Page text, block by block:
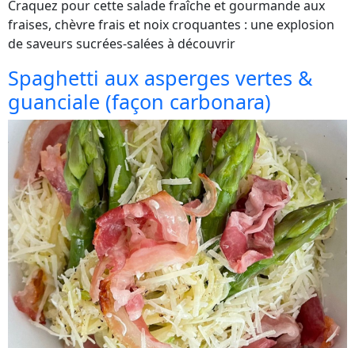
Craquez pour cette salade fraîche et gourmande aux
fraises, chèvre frais et noix croquantes : une explosion
de saveurs sucrées-salées à découvrir
Spaghetti aux asperges vertes &
guanciale (façon carbonara)